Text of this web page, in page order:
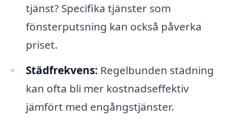
tjänst? Specifika tjänster som
fönsterputsning kan också påverka
priset.
Städfrekvens: Regelbunden städning
kan ofta bli mer kostnadseffektiv
jämfört med engångstjänster.